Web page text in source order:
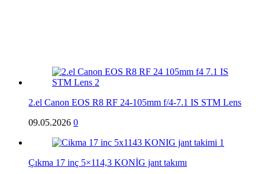
2.el Canon EOS R8 RF 24-105mm f/4-7.1 IS STM Lens
09.05.2026 0
Çıkma 17 inç 5×114,3 KONİG jant takımı